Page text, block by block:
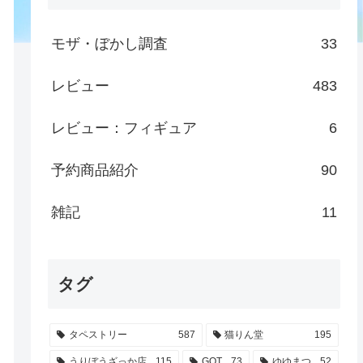
モザ・ぼかし調査 33
レビュー 483
レビュー：フィギュア 6
予約商品紹介 90
雑記 11
タグ
タペストリー 587 猫りん堂 195